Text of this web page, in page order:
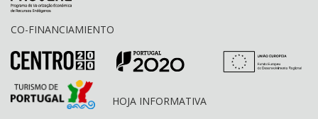
CO-FINANCIAMIENTO
HOJA INFORMATIVA